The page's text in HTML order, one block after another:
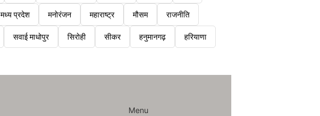
मध्य प्रदेश मनोरंजन महाराष्ट्र मौसम राजनीति
सवाई माधोपुर सिरोही सीकर हनुमानगढ़ हरियाणा
Menu